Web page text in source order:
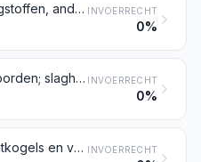
Bereide springstoffen, andere dan buskruit INVOERRECHT
0%
Lonten; slagkoorden; slaghoedjes en percussiedopjes; ontstekers; elektrische ontstekingspatronen INVOERRECHT
0%
Vuurwerk, lichtkogels en vuurpijlen, antihagelraketten en dergelijke, voetzoekers, knalsignalen en andere pyrotechnische artikelen INVOERRECHT